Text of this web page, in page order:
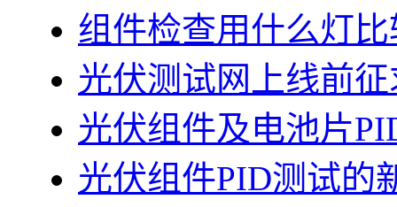
组件检查用什么灯
光伏测试网上线前
光伏组件及电池片
光伏组件PID测试的